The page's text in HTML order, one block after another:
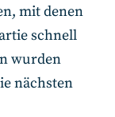
mit denen
schnell
wurden
nächsten